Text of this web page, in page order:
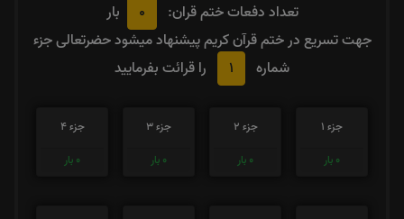
تعداد دفعات ختم قران: 0
بار
جهت تسریع در ختم قرآن کریم پیشنهاد میشود حضرتعالی جزء
شماره
1 را قرائت بفرمایید
جزء 1
0 بار
جزء 2
0 بار
جزء 3
0 بار
جزء 4
0 بار